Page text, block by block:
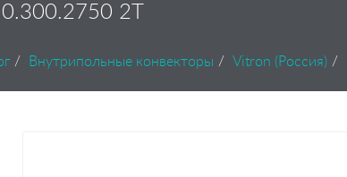
2Т
Внутрипольные конвекторы Vitron (Россия)